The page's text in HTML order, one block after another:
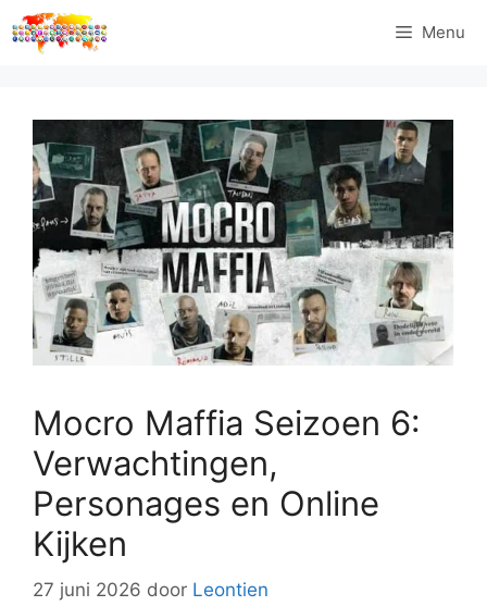
Ga
naar
Menu
Mocro Maffia Seizoen 6:
Verwachtingen,
Personages en Online
Kijken
27 juni 2026 door Leontien